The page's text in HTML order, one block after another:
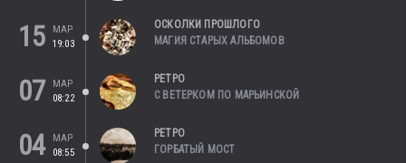
15
МАР
19:03
ОСКОЛКИ ПРОШЛОГО
МАГИЯ СТАРЫХ АЛЬБОМОВ
07
МАР
08:22
РЕТРО
С ВЕТЕРКОМ ПО МАРЬИНСКОЙ
04
МАР
08:55
РЕТРО
ГОРБАТЫЙ МОСТ